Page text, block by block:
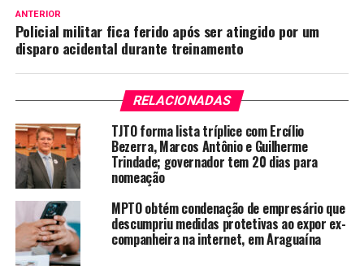
ANTERIOR
Policial militar fica ferido após ser atingido por um
disparo acidental durante treinamento
RELACIONADAS
TJTO forma lista tríplice com Ercílio
Bezerra, Marcos Antônio e Guilherme
Trindade; governador tem 20 dias para
nomeação
MPTO obtém condenação de empresário que
descumpriu medidas protetivas ao expor ex-
companheira na internet, em Araguaína